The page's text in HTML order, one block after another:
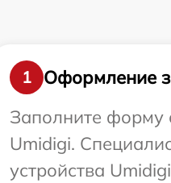
1
Оформление
Заполните форму
Umidigi.
устройства